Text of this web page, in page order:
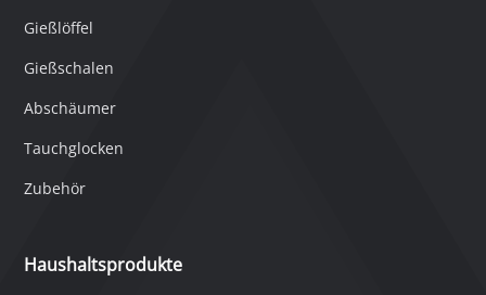
Gießlöffel
Gießschalen
Abschäumer
Tauchglocken
Zubehör
Haushaltsprodukte